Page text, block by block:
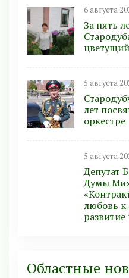
6 августа
За пять
5 августа
лет
оркестре
5 августа
Депутат
Думы
любовь к
Областные